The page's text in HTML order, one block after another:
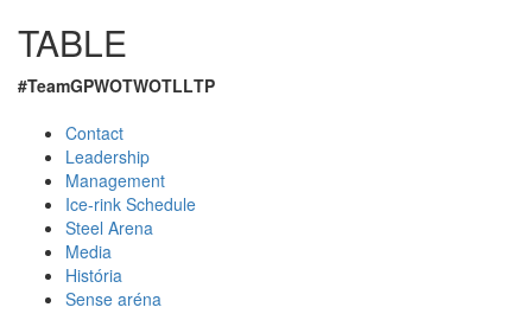
TABLE
#TeamGPWOTWOTLLTP
Contact
Leadership
Management
Ice-rink Schedule
Steel Arena
Media
História
Sense aréna